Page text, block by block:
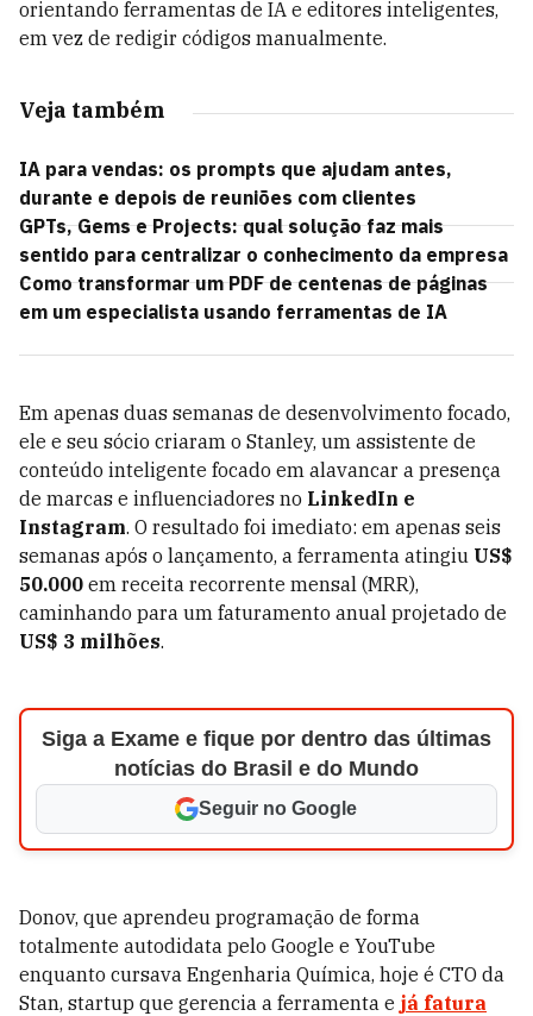
orientando ferramentas de IA e editores inteligentes,
em vez de redigir códigos manualmente.
Veja também
IA para vendas: os prompts que ajudam antes,
durante e depois de reuniões com clientes
GPTs, Gems e Projects: qual solução faz mais
sentido para centralizar o conhecimento da empresa
Como transformar um PDF de centenas de páginas
em um especialista usando ferramentas de IA
Em apenas duas semanas de desenvolvimento focado,
ele e seu sócio criaram o Stanley, um assistente de
conteúdo inteligente focado em alavancar a presença
de marcas e influenciadores no LinkedIn e
Instagram. O resultado foi imediato: em apenas seis
semanas após o lançamento, a ferramenta atingiu US$
50.000 em receita recorrente mensal (MRR),
caminhando para um faturamento anual projetado de
US$ 3 milhões.
Siga a Exame e fique por dentro das últimas
notícias do Brasil e do Mundo
Seguir no Google
Donov, que aprendeu programação de forma
totalmente autodidata pelo Google e YouTube
enquanto cursava Engenharia Química, hoje é CTO da
Stan, startup que gerencia a ferramenta e já fatura